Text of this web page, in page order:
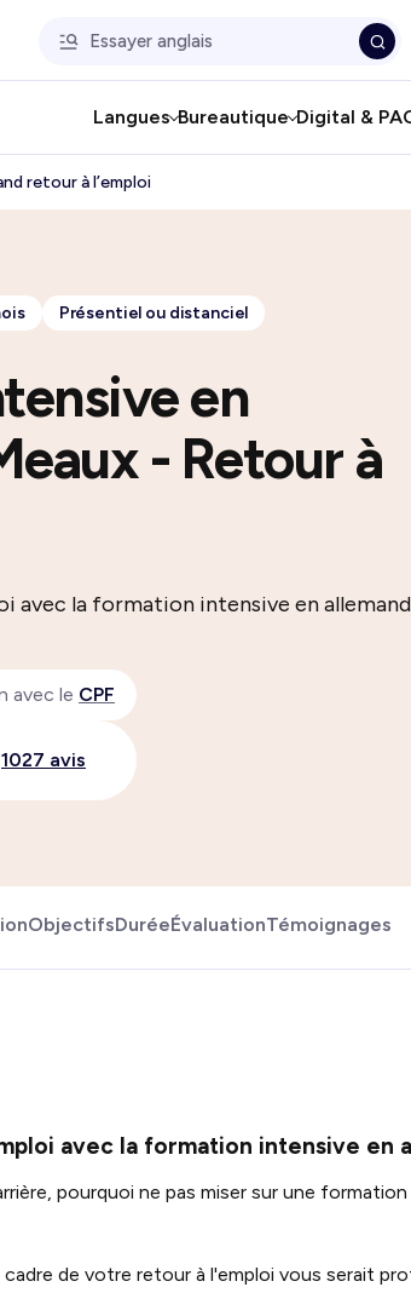
Langues Bureautique Digital &
retour à l’emploi
en
- Retour à
Présentiel ou distanciel
avec la formation intensive en allemand
avec le CPF
1027 avis
ObjectifsDuréeÉvaluationTémoignages
avec la formation intensive en
pourquoi ne pas miser sur une formation
de votre retour à l'emploi vous serait